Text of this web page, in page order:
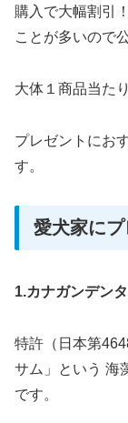
購入で大幅割引
ことが多いので
大体１商品当た
プレゼントにお
す。
愛犬家に
1.カナガンデン
特許（日本第
サム」という 海
です。